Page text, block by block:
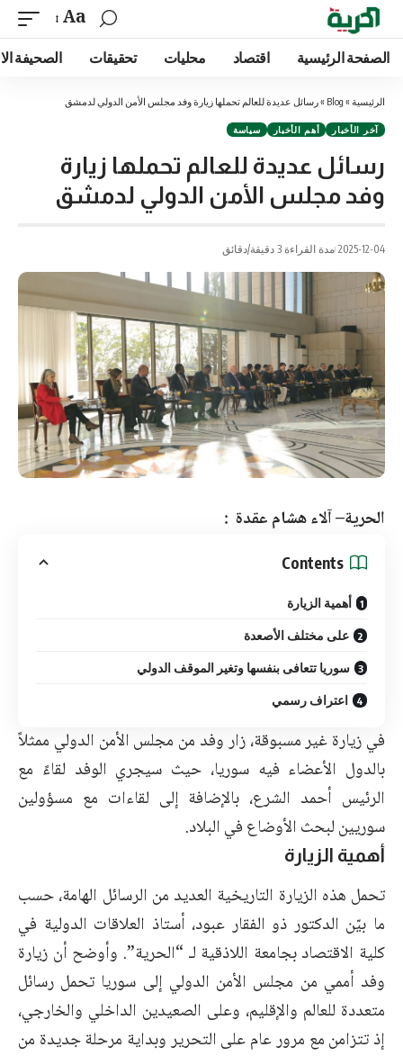
Aa
الصفحة الرئيسية اقتصاد محليات تحقيقات الصحيفة
الرئيسية »
Blog
»رسائل عديدة للعالم تحملها زيارة وفد مجلس الأمن الدولي لدمشق
آخر الأخبار أهم الأخبار سياسة
رسائل عديدة للعالم تحملها زيارة
وفد مجلس الأمن الدولي لدمشق
2025-12-04 مدة القراءة 3 دقيقة/دقائق
الحرية– آلاء هشام عقدة :
Contents
أهمية الزيارة
على مختلف الأصعدة
سوريا تتعافى بنفسها وتغير الموقف الدولي
اعتراف رسمي
في زيارة غير مسبوقة، زار وفد من مجلس الأمن الدولي ممثلاً
بالدول الأعضاء فيه سوريا، حيث سيجري الوفد لقاءً مع
الرئيس أحمد الشرع، بالإضافة إلى لقاءات مع مسؤولين
سوريين لبحث الأوضاع في البلاد.
أهمية الزيارة
تحمل هذه الزيارة التاريخية العديد من الرسائل الهامة، حسب
ما بيّن الدكتور ذو الفقار عبود، أستاذ العلاقات الدولية في
كلية الاقتصاد بجامعة اللاذقية لـ “الحرية”. وأوضح أن زيارة
وفد أممي من مجلس الأمن الدولي إلى سوريا تحمل رسائل
متعددة للعالم والإقليم، وعلى الصعيدين الداخلي والخارجي،
إذ تتزامن مع مرور عام على التحرير وبداية مرحلة جديدة من